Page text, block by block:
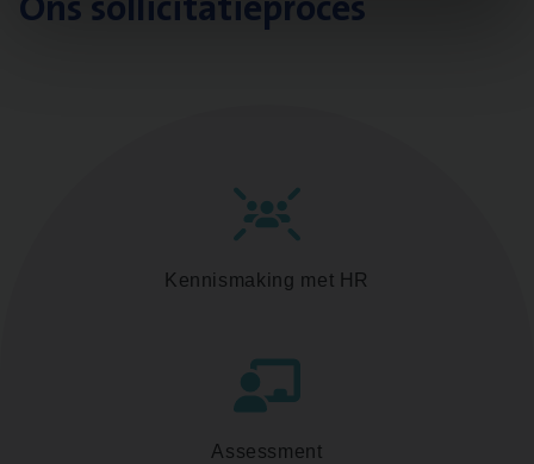
Kennismaking met HR
Assessment